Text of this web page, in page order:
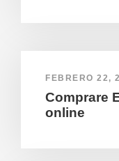
FEBRERO 22,
Comprare
online